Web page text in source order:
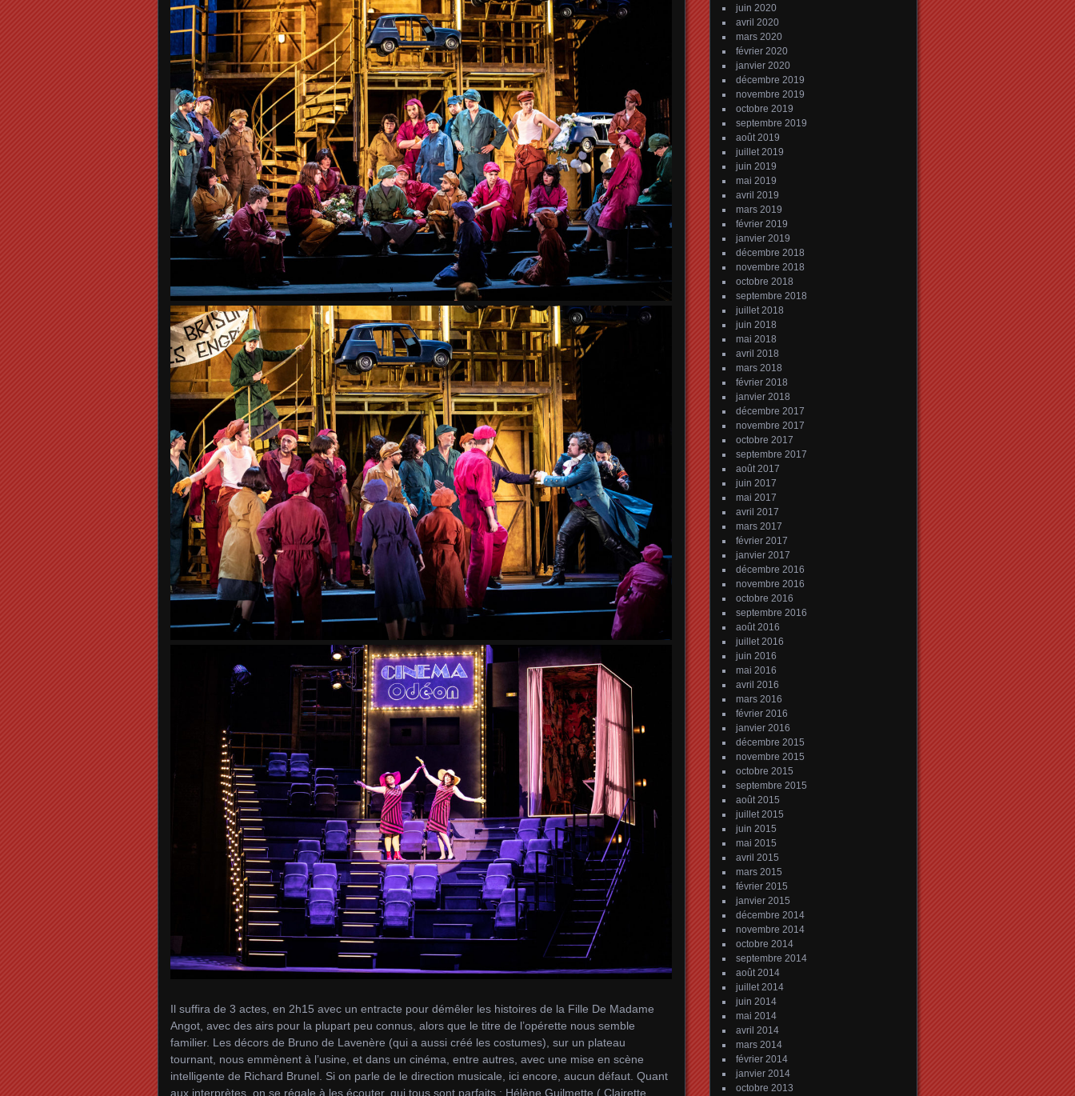
Il suffira de 3 actes, en 2h15 avec un entracte pour démêler les histoires de la Fille De Madame
Angot, avec des airs pour la plupart peu connus, alors que le titre de l’opérette nous semble
familier. Les décors de Bruno de Lavenère (qui a aussi créé les costumes), sur un plateau
tournant, nous emmènent à l’usine, et dans un cinéma, entre autres, avec une mise en scène
intelligente de Richard Brunel. Si on parle de le direction musicale, ici encore, aucun défaut. Quant
aux interprètes, on se régale à les écouter, qui tous sont parfaits : Hélène Guilmette ( Clairette
juin 2020
avril 2020
mars 2020
février 2020
janvier 2020
décembre 2019
novembre 2019
octobre 2019
septembre 2019
août 2019
juillet 2019
juin 2019
mai 2019
avril 2019
mars 2019
février 2019
janvier 2019
décembre 2018
novembre 2018
octobre 2018
septembre 2018
juillet 2018
juin 2018
mai 2018
avril 2018
mars 2018
février 2018
janvier 2018
décembre 2017
novembre 2017
octobre 2017
septembre 2017
août 2017
juin 2017
mai 2017
avril 2017
mars 2017
février 2017
janvier 2017
décembre 2016
novembre 2016
octobre 2016
septembre 2016
août 2016
juillet 2016
juin 2016
mai 2016
avril 2016
mars 2016
février 2016
janvier 2016
décembre 2015
novembre 2015
octobre 2015
septembre 2015
août 2015
juillet 2015
juin 2015
mai 2015
avril 2015
mars 2015
février 2015
janvier 2015
décembre 2014
novembre 2014
octobre 2014
septembre 2014
août 2014
juillet 2014
juin 2014
mai 2014
avril 2014
mars 2014
février 2014
janvier 2014
octobre 2013